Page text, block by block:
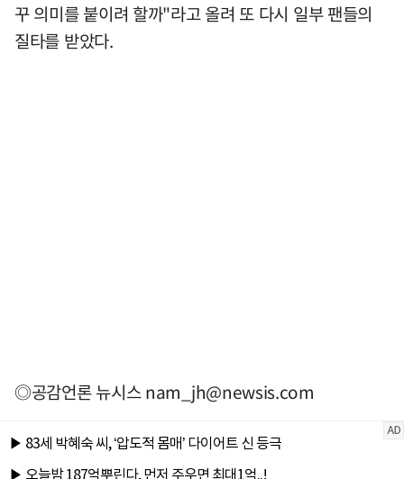
꾸 의미를 붙이려 할까"라고 올려 또 다시 일부 팬들의
질타를 받았다.
◎공감언론 뉴시스nam_jh@newsis.com